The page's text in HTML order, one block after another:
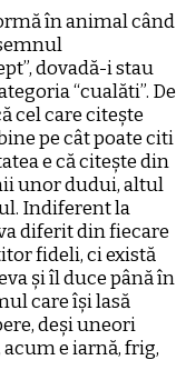
în animal când
dovadă-i stau
“cualăti”. De
cel care citește
pe cât poate citi
e că citește din
unor dudui, altul
Indiferent la
diferit din fiecare
fideli, ci există
și îl duce până în
care își lasă
deși uneori
acum e iarnă, frig,